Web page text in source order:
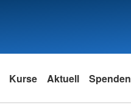
Kurse Aktuell Spenden